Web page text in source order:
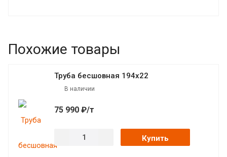
Похожие товары
Труба бесшовная 194х22
В наличии
75 990 ₽/т
Купить